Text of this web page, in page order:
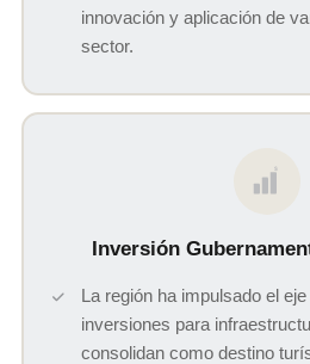
innovación y aplicación de
sector.
$
Inversión
La región ha impulsado el
inversiones para
consolidan como destino